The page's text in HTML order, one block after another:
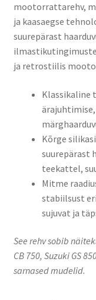
mootorrattarehv,
ja kaasaegse
suurepärast
ja retrostiilis
Klassikaline
ärajuhtimise,
Kõrge
suurepärast
teekattel,
Mitme
stabiilsust
sujuvat ja
See rehv sobib
CB 750, Suzuki GS
sarnased mudelid.​